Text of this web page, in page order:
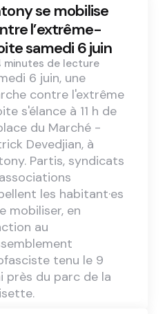
se mobilise
l’extrême-
samedi 6 juin
min
6 juin, une
contre l'extrême
s'élance à 11 h de
du Marché -
Devedjian, à
Partis, syndicats
les habitant·es
mobiliser, en
au
tenu le 9
près du parc de la